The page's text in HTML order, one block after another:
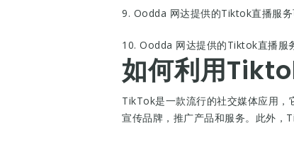
9. Oodda 网达提供的Tiktok直播服务
10. Oodda 网达提供的Tiktok直播服
如何利用
TikTok是一款流行的社交媒体应用，
宣传品牌，推广产品和服务。此外，